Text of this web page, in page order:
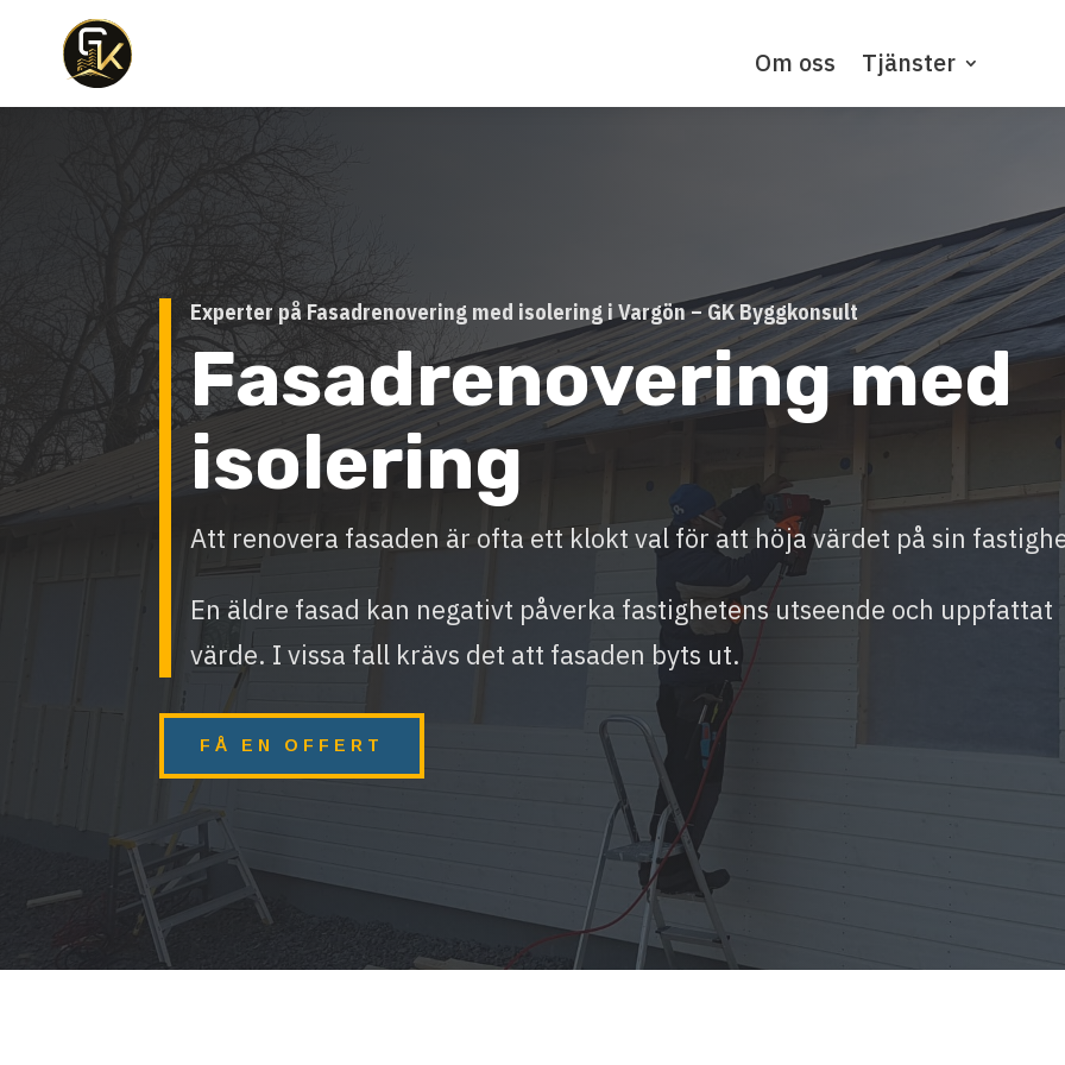
Om oss Tjänster
Experter på Fasadrenovering med isolering i Vargön – GK Byggkonsult
Fasadrenovering med
isolering
Att renovera fasaden är ofta ett klokt val för att höja värdet på sin
En äldre fasad kan negativt påverka fastighetens utseende och uppfattat
värde. I vissa fall krävs det att fasaden byts ut.
FÅ EN OFFERT